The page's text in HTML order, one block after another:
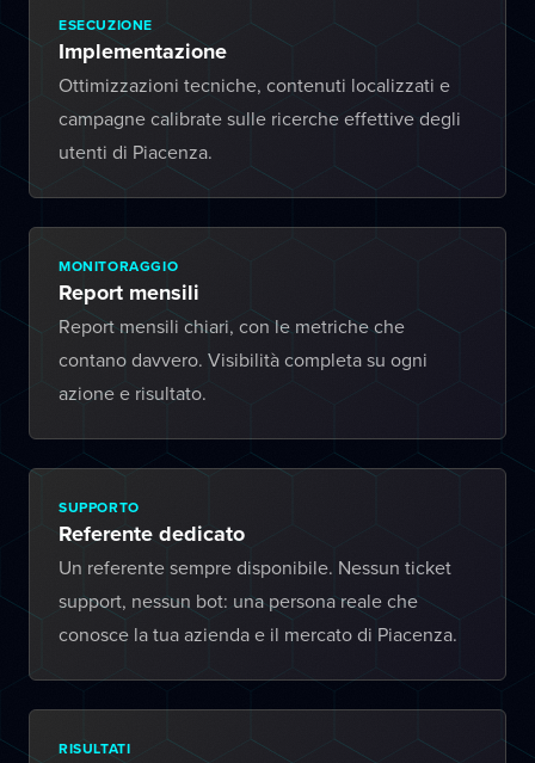
ESECUZIONE
Implementazione
Ottimizzazioni tecniche, contenuti localizzati e
campagne calibrate sulle ricerche effettive degli
utenti di Piacenza.
MONITORAGGIO
Report mensili
Report mensili chiari, con le metriche che
contano davvero. Visibilità completa su ogni
azione e risultato.
SUPPORTO
Referente dedicato
Un referente sempre disponibile. Nessun ticket
support, nessun bot: una persona reale che
conosce la tua azienda e il mercato di Piacenza.
RISULTATI